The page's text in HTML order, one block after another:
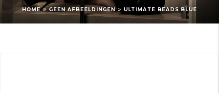
HOME » GEEN AFBEELDINGEN » ULTIMATE BEADS BLUE